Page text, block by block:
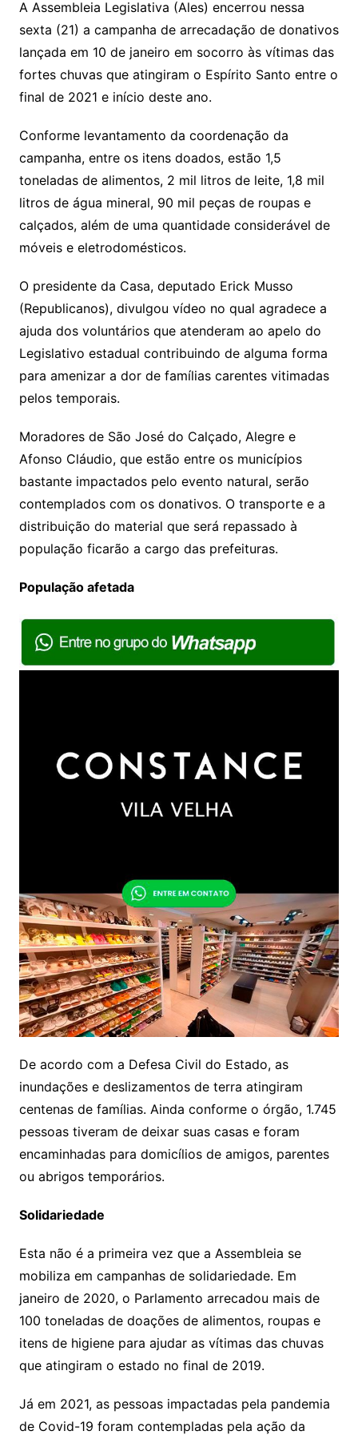
s
A
p
p
e
b
o
o
k
er y
Li
n
k
A Assembleia Legislativa (Ales) encerrou nessa
sexta (21) a campanha de arrecadação de donativos
lançada em 10 de janeiro em socorro às vítimas das
fortes chuvas que atingiram o Espírito Santo entre o
final de 2021 e início deste ano.
Conforme levantamento da coordenação da
campanha, entre os itens doados, estão 1,5
toneladas de alimentos, 2 mil litros de leite, 1,8 mil
litros de água mineral, 90 mil peças de roupas e
calçados, além de uma quantidade considerável de
móveis e eletrodomésticos.
O presidente da Casa, deputado Erick Musso
(Republicanos), divulgou vídeo no qual agradece a
ajuda dos voluntários que atenderam ao apelo do
Legislativo estadual contribuindo de alguma forma
para amenizar a dor de famílias carentes vitimadas
pelos temporais.
Moradores de São José do Calçado, Alegre e
Afonso Cláudio, que estão entre os municípios
bastante impactados pelo evento natural, serão
contemplados com os donativos. O transporte e a
distribuição do material que será repassado à
população ficarão a cargo das prefeituras.
População afetada
De acordo com a Defesa Civil do Estado, as
inundações e deslizamentos de terra atingiram
centenas de famílias. Ainda conforme o órgão, 1.745
pessoas tiveram de deixar suas casas e foram
encaminhadas para domicílios de amigos, parentes
ou abrigos temporários.
Solidariedade
Esta não é a primeira vez que a Assembleia se
mobiliza em campanhas de solidariedade. Em
janeiro de 2020, o Parlamento arrecadou mais de
100 toneladas de doações de alimentos, roupas e
itens de higiene para ajudar as vítimas das chuvas
que atingiram o estado no final de 2019.
Já em 2021, as pessoas impactadas pela pandemia
de Covid-19 foram contempladas pela ação da